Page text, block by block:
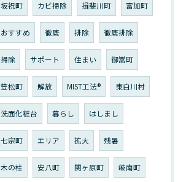
坂祝町 カビ掃除 揖斐川町 富加町
おすすめ 徹底 排除 徹底排除
掃除 サポート 住まい 御嵩町
笠松町 解放 MIST工法®︎ 東白川村
洗面化粧台 暮らし はしまし
七宗町 エリア 拡大 残暑
木の柱 安八町 関ヶ原町 岐南町